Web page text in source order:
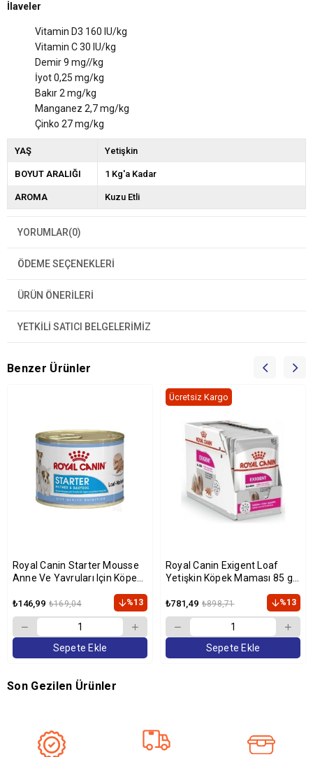
İlaveler
Vitamin D3 160 IU/kg
Vitamin C 30 IU/kg
Demir 9 mg//kg
İyot 0,25 mg/kg
Bakır 2 mg/kg
Manganez 2,7 mg/kg
Çinko 27 mg/kg
YAŞ Yetişkin
BOYUT ARALIĞI 1 Kg'a Kadar
AROMA Kuzu Etli
YORUMLAR(0)
ÖDEME SEÇENEKLERI
ÜRÜN ÖNERILERI
YETKİLİ SATICI BELGELERİMİZ
Benzer Ürünler
Royal Canin Starter Mousse
Anne Ve Yavruları Için Köpek
₺146,99 ₺169,04 %13
Sepete Ekle
Royal Canin Exigent Loaf
Yetişkin Köpek Maması 85 gr
₺781,49 ₺898,71 %13
Ücretsiz Kargo
Sepete Ekle
Son Gezilen Ürünler